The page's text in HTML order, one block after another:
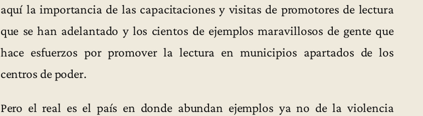
aquí la importancia de las capacitaciones y visitas de promotores de lectura
que se han adelantado y los cientos de ejemplos maravillosos de gente que
hace esfuerzos por promover la lectura en municipios apartados de los
centros de poder.
Pero el real es el país en donde abundan ejemplos ya no de la violencia